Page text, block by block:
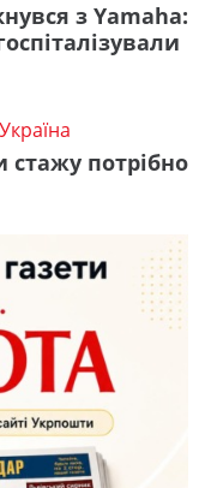
з Yamaha:
Україна
стажу потрібно